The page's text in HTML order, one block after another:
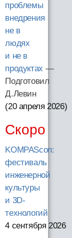
проблемы
внедрения
не в
людях
и не в
продуктах —
Подготовил
Д.Левин
(20 апреля 2026)
Скоро
KOMPAScon:
фестиваль
инженерной
культуры
и 3D-
технологий
4 сентября 2026